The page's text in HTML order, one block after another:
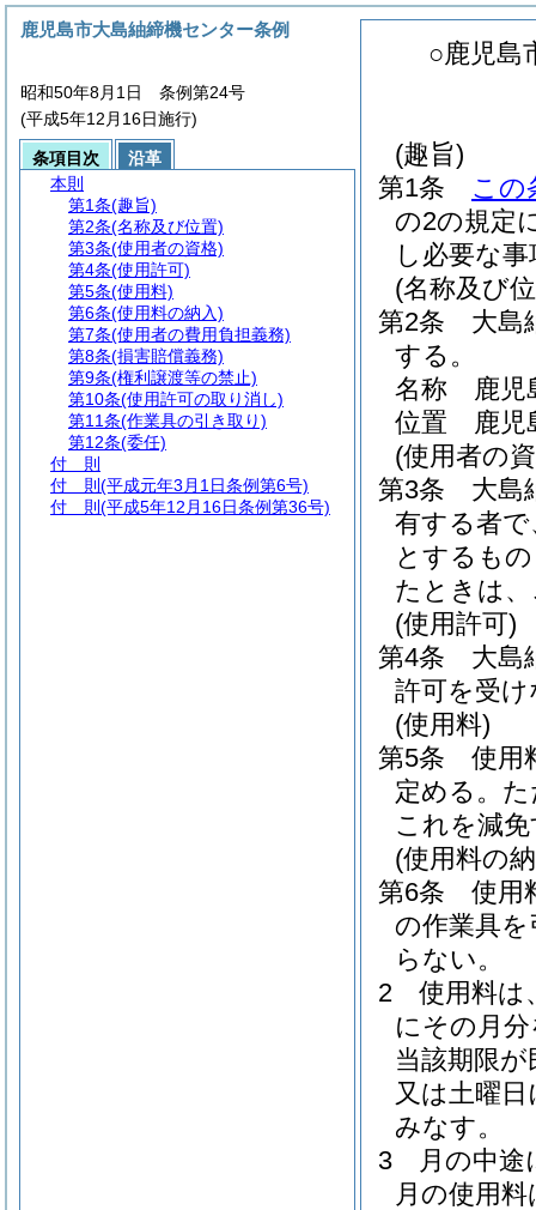
○鹿児島
(趣旨)
第1条
この
の2の規定
し必要な
(名称及び
第2条
大島
する。
名称 鹿児
位置 鹿児
(使用者の
第3条
大島
有する者
とするも
たときは
(使用許可)
第4条
大島
許可を受
(使用料)
第5条
使用
定める。
これを減
(使用料の
第6条
使用
の作業具
らない。
2
使用料は
にその月
当該期限が
又は土曜
みなす。
3
月の中
月の使用
鹿児島市大島紬締機センター条例
昭和50年8月1日 条例第24号
(平成5年12月16日施行)
条項目次
沿革
本則
第1条(趣旨)
第2条(名称及び位置)
第3条(使用者の資格)
第4条(使用許可)
第5条(使用料)
第6条(使用料の納入)
第7条(使用者の費用負担義務)
第8条(損害賠償義務)
第9条(権利譲渡等の禁止)
第10条(使用許可の取り消し)
第11条(作業具の引き取り)
第12条(委任)
付 則
付 則 (平成元年3月1日条例第6号)
付 則 (平成5年12月16日条例第36号)